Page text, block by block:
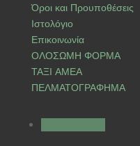
Όροι και Προυποθέσεις
Ιστολόγιο
Επικοινωνία
ΟΛΟΣΩΜΗ ΦΟΡΜΑ
ΤΑΞΙ ΑΜΕΑ
ΠΕΛΜΑΤΟΓΡΑΦΗΜΑ